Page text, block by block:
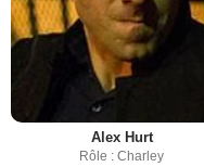
Alex Hurt
Rôle : Charley